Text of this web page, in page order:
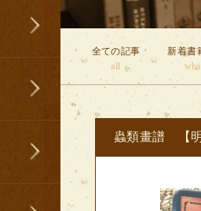
全ての記事
all
新着書
蟲類畫譜 【